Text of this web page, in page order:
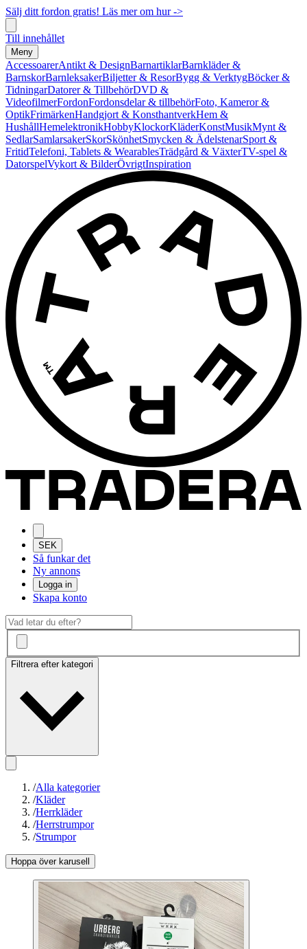
Sälj ditt fordon gratis! Läs mer om hur ->
Till innehållet
Meny
AccessoarerAntikt & DesignBarnartiklarBarnkläder &
BarnskorBarnleksakerBiljetter & ResorBygg & VerktygBöcker &
TidningarDatorer & TillbehörDVD &
VideofilmerFordonFordonsdelar & tillbehörFoto, Kameror &
OptikFrimärkenHandgjort & KonsthantverkHem &
HushållHemelektronikHobbyKlockorKläderKonstMusikMynt &
SedlarSamlarsakerSkorSkönhetSmycken & ÄdelstenarSport &
FritidTelefoni, Tablets & WearablesTrädgård & VäxterTV-spel &
DatorspelVykort & BilderÖvrigtInspiration
SEK
Så funkar det
Ny annons
Logga in
Skapa konto
Filtrera efter kategori
/Alla kategorier
/Kläder
/Herrkläder
/Herrstrumpor
/Strumpor
Hoppa över karusell